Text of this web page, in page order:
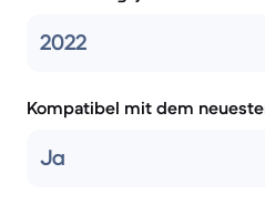
2022
Kompatibel mit dem
Ja